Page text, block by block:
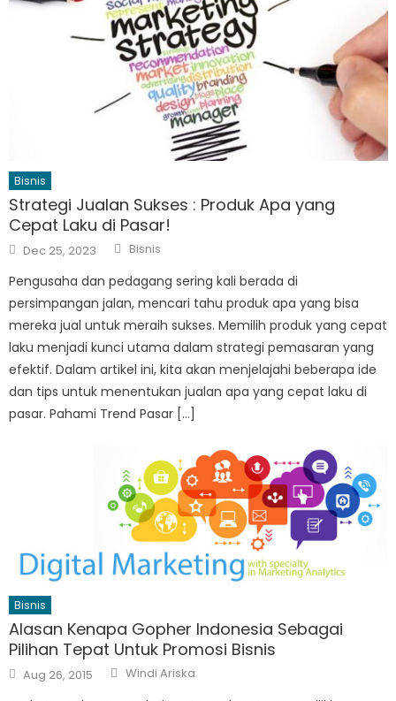
Bisnis
Strategi Jualan Sukses : Produk Apa yang
Cepat Laku di Pasar!
Posted
on
Dec 25, 2023 Author
Bisnis
Pengusaha dan pedagang sering kali berada di
persimpangan jalan, mencari tahu produk apa yang bisa
mereka jual untuk meraih sukses. Memilih produk yang cepat
laku menjadi kunci utama dalam strategi pemasaran yang
efektif. Dalam artikel ini, kita akan menjelajahi beberapa ide
dan tips untuk menentukan jualan apa yang cepat laku di
pasar. Pahami Trend Pasar […]
Bisnis
Alasan Kenapa Gopher Indonesia Sebagai
Pilihan Tepat Untuk Promosi Bisnis
Posted
on
Aug 26, 2015 Author
Windi Ariska